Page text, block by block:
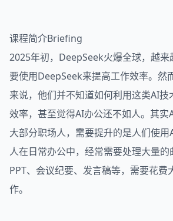
课程简介Briefing
2025年初，DeepSeek火爆全球，越来
要使用DeepSeek来提高工作效率。然
来说，他们并不知道如何利用这类AI
效率，甚至觉得AI办公还不如人。其实
大部分职场人，需要提升的是人们使
人在日常办公中，经常需要处理大量的
PPT、会议纪要、发言稿等，需要花费
作。